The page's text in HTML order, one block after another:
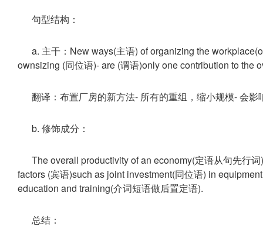
句型结构：
a. 主干：New ways(主语) of organizing the
ownsizing (同位语)- are (谓语)only one contribution to the
翻译：布置厂房的新方法- 所有的重组，缩小规模- 会
b. 修饰成分：
The overall productivity of an economy(定语从句先行
factors (宾语)such as joint investment(同位语) in
education and training(介词短语做后置定语).
总结：